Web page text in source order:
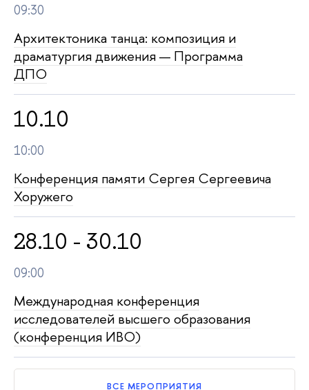
09:30
Архитектоника танца: композиция и
драматургия движения — Программа
ДПО
10.10
10:00
Конференция памяти Сергея Сергеевича
Хоружего
28.10 - 30.10
09:00
Международная конференция
исследователей высшего образования
(конференция ИВО)
ВСЕ МЕРОПРИЯТИЯ